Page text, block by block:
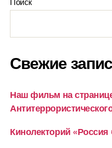
Свежие
Наш фильм на
Кинолекторий «Россия